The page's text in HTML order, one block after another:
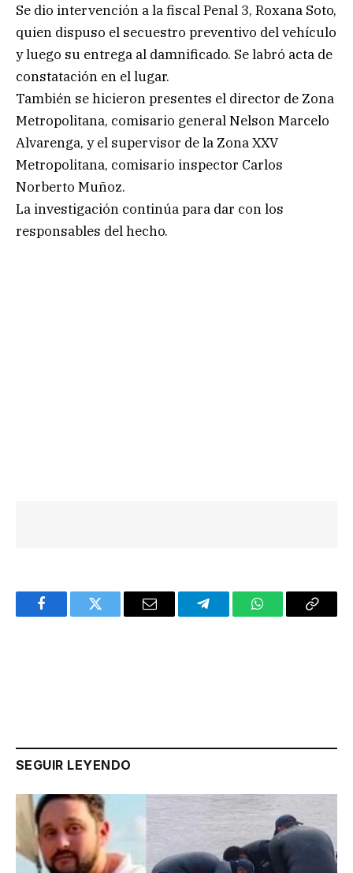
Se dio intervención a la fiscal Penal 3, Roxana Soto,
quien dispuso el secuestro preventivo del vehículo
y luego su entrega al damnificado. Se labró acta de
constatación en el lugar.
También se hicieron presentes el director de Zona
Metropolitana, comisario general Nelson Marcelo
Alvarenga, y el supervisor de la Zona XXV
Metropolitana, comisario inspector Carlos
Norberto Muñoz.
La investigación continúa para dar con los
responsables del hecho.
FacebookTwitter Email TelegramWhatsAppCopy
SEGUIR LEYENDO